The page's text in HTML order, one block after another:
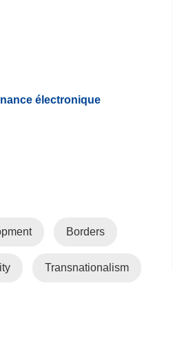
électronique
Borders
Transnationalism